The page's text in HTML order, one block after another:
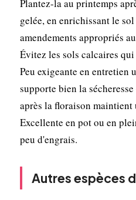
Plantez-la au printemps
gelée, en enrichissant le
amendements appropriés
Évitez les sols calcaires
Peu exigeante en entretien
supporte bien la
après la floraison maintient
Excellente en pot ou en
peu d'engrais.
Autres espèces